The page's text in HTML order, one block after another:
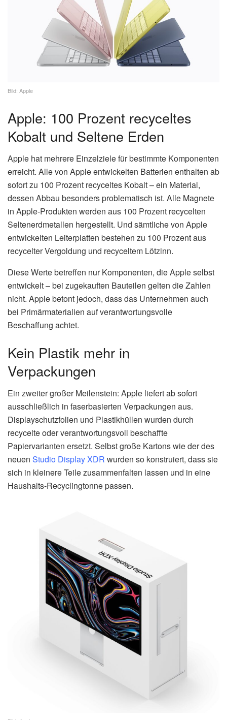
Bild: Apple
Apple: 100 Prozent recyceltes
Kobalt und Seltene Erden
Apple hat mehrere Einzelziele für bestimmte Komponenten
erreicht. Alle von Apple entwickelten Batterien enthalten ab
sofort zu 100 Prozent recyceltes Kobalt – ein Material,
dessen Abbau besonders problematisch ist. Alle Magnete
in Apple-Produkten werden aus 100 Prozent recycelten
Seltenerdmetallen hergestellt. Und sämtliche von Apple
entwickelten Leiterplatten bestehen zu 100 Prozent aus
recycelter Vergoldung und recyceltem Lötzinn.
Diese Werte betreffen nur Komponenten, die Apple selbst
entwickelt – bei zugekauften Bauteilen gelten die Zahlen
nicht. Apple betont jedoch, dass das Unternehmen auch
bei Primärmaterialien auf verantwortungsvolle
Beschaffung achtet.
Kein Plastik mehr in
Verpackungen
Ein zweiter großer Meilenstein: Apple liefert ab sofort
ausschließlich in faserbasierten Verpackungen aus.
Displayschutzfolien und Plastikhüllen wurden durch
recycelte oder verantwortungsvoll beschaffte
Papiervarianten ersetzt. Selbst große Kartons wie der des
neuen Studio Display XDR wurden so konstruiert, dass sie
sich in kleinere Teile zusammenfalten lassen und in eine
Haushalts-Recyclingtonne passen.